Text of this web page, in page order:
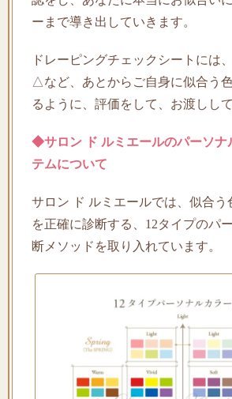
ーまで導き出していきます。
ドレーピングチェックシートには
△など、あとからご自身に似合う
るように、評価をして、お渡しして
◆サロン ド ルミエールのパーソナ
テムについて
サロン ド ルミエールでは、似合う
を正確に診断する、12タイプのパ
断メソッドを取り入れています。